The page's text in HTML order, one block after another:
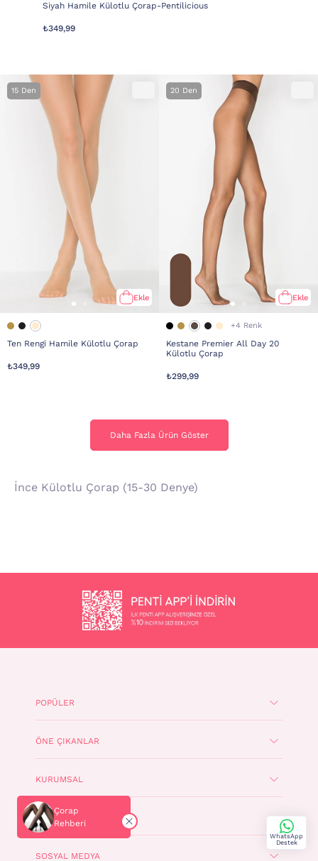
Çorap
Rehberi
Siyah Hamile Külotlu Çorap-Pentilicious
₺349,99
15 Den
Ekle
Ten Rengi Hamile Külotlu Çorap
₺349,99
20 Den
Ekle
+4 Renk
Kestane Premier All Day 20
Külotlu Çorap
₺299,99
Daha Fazla Ürün Göster
Daha Fazla Ürün Göster
İnce Külotlu Çorap (15-30 Denye)
POPÜLER
ÖNE ÇIKANLAR
KURUMSAL
DESTEK
SOSYAL MEDYA
WhatsApp
Destek